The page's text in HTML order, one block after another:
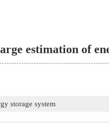
estimation of
storage system